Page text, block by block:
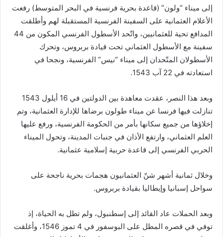
إلى ميناء “ولون” (قاعدة بحرية فرنسية في البحر المتوسط) رفعت
الأعلام العثمانية على السفينة الفرنسية المستقبلة لهم وأطلقت
المدافع تحية للعثمانيين، واتّحد الأسطول الفرنسي المكون من 44
سفينة مع الأسطول العثماني تحت قيادة بربروس، وتحرك
الأسطولان المتّحدان إلى ميناء “نيس” الفرنسية، ونجحا في
استعادته في 22 آب 1543.
وبعد هذا النصر، عقدت معاهدة بين الدولتين في 16 أيلول 1543
تنازلت فيها فرنسا عن ميناء طولون برضاها للإدارة العثمانية، وتم
إخلاؤها من جميع سكانها بأمر من الحكومة الفرنسية، ورفع عليها
العلم العثماني، وارتفع الأذان في جنبات المدينة، وتحول الميناء
الحربي الفرنسي إلى قاعدة حربية إسلامية عثمانية.
وخلال ثمانية أشهر شنّ العثمانيون هجمات بحرية ناجحة على
سواحل إسبانيا وإيطاليا بقيادة بربروس.
وبعد الحملات عاد القائد إلى إسطنبول، ولم تطل به الحياة، إذ
توفي في قصره المطل على البوسفور في 4 تموز 1546، وأغلقت